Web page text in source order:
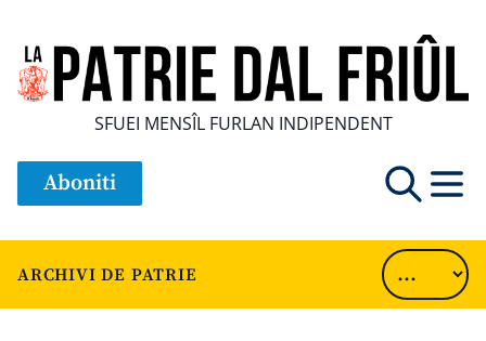
SFUEI MENSÎL FURLAN INDIPENDENT
Aboniti
ARCHIVI DE PATRIE